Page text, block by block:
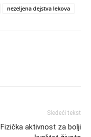
nezeljena dejstva lekova
Sledeći tekst
Fizička aktivnost za bolji